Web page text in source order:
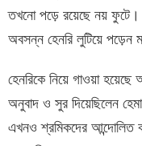
তখনো পড়ে রয়েছে নয় ফুটে।
অবসন্ন হেনরি লুটিয়ে পড়েন
হেনরিকে নিয়ে গাওয়া
অনুবাদ ও সুর দিয়েছিলেন
এখনও শ্রমিকদের আন্দোলিত